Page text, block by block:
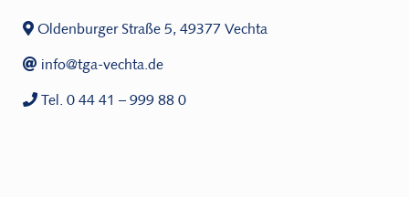
Oldenburger Straße 5, 49377 Vechta
info@tga-vechta.de
Tel. 0 44 41 – 999 88 0